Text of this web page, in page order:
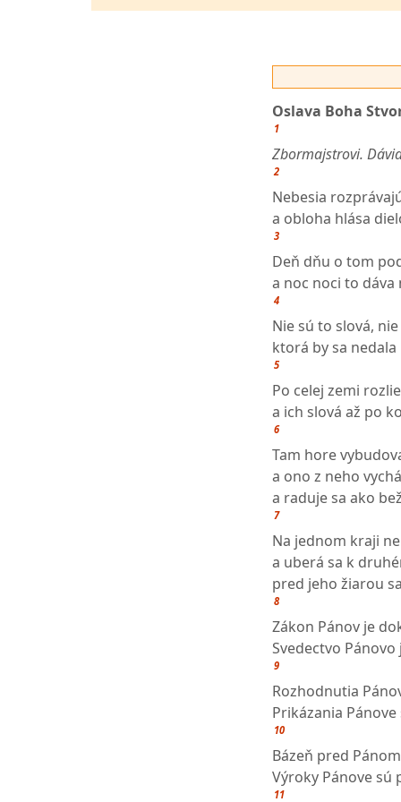
Oslava Boha
1
Zbormajstrovi.
2
Nebesia
a obloha hlása
3
Deň dňu o tom
a noc noci to dáva
4
Nie sú to slová,
ktorá by sa
5
Po celej zemi
a ich slová až po
6
Tam hore
a ono z neho
a raduje sa ako
7
Na jednom kraji
a uberá sa k
pred jeho žiarou
8
Zákon Pánov je
Svedectvo
9
Rozhodnutia
Prikázania
10
Bázeň pred
Výroky Pánove sú
11